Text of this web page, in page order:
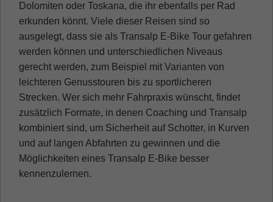
Dolomiten oder Toskana, die ihr ebenfalls per Rad
erkunden könnt. Viele dieser Reisen sind so
ausgelegt, dass sie als Transalp E-Bike Tour gefahren
werden können und unterschiedlichen Niveaus
gerecht werden, zum Beispiel mit Varianten von
leichteren Genusstouren bis zu sportlicheren
Strecken. Wer sich mehr Fahrpraxis wünscht, findet
zusätzlich Formate, in denen Coaching und Transalp
kombiniert sind, um Sicherheit auf Schotter, in Kurven
und auf langen Abfahrten zu gewinnen und die
Möglichkeiten eines Transalp E-Bike besser
kennenzulernen.